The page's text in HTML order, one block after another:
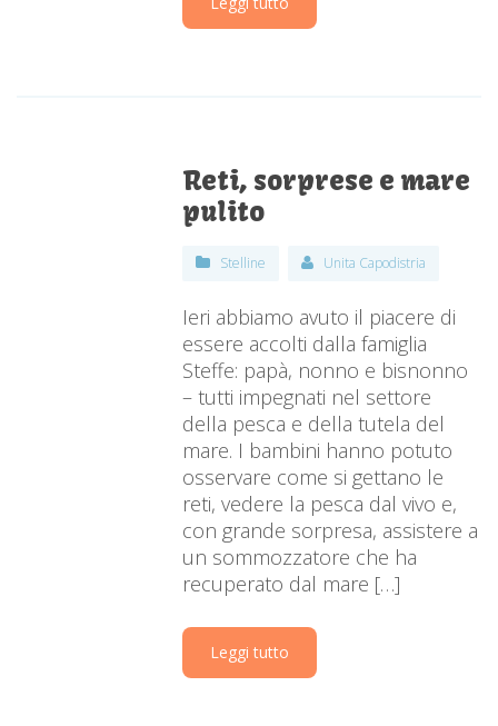
Reti, sorprese e mare
pulito
Stelline Unita Capodistria
Ieri abbiamo avuto il piacere di
essere accolti dalla famiglia
Steffe: papà, nonno e bisnonno
– tutti impegnati nel settore
della pesca e della tutela del
mare. I bambini hanno potuto
osservare come si gettano le
reti, vedere la pesca dal vivo e,
con grande sorpresa, assistere a
un sommozzatore che ha
recuperato dal mare […]
Leggi tutto